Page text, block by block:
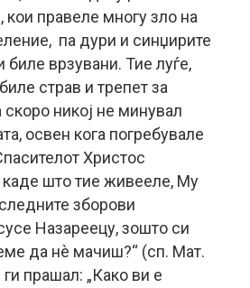
кои правеле многу зло на
па дури и синџирите
биле врзувани. Тие луѓе,
страв и трепет за
скоро никој не минувал
освен кога погребувале
Христос
каде што тие живееле, Му
зборови
Назареецу, зошто си
да нè мачиш?“ (сп. Мат.
прашал: „Како ви е